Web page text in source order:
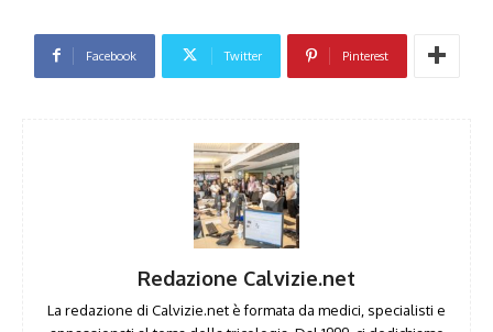
Facebook Twitter Pinterest
Redazione Calvizie.net
La redazione di Calvizie.net è formata da medici, specialisti e